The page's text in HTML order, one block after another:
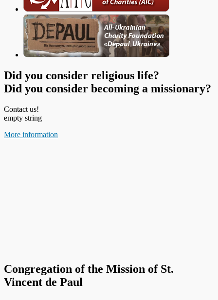
Did you consider religious life?
Did you consider becoming a missionary?
Contact us!
empty string
More information
Congregation of the Mission of St.
Vincent de Paul